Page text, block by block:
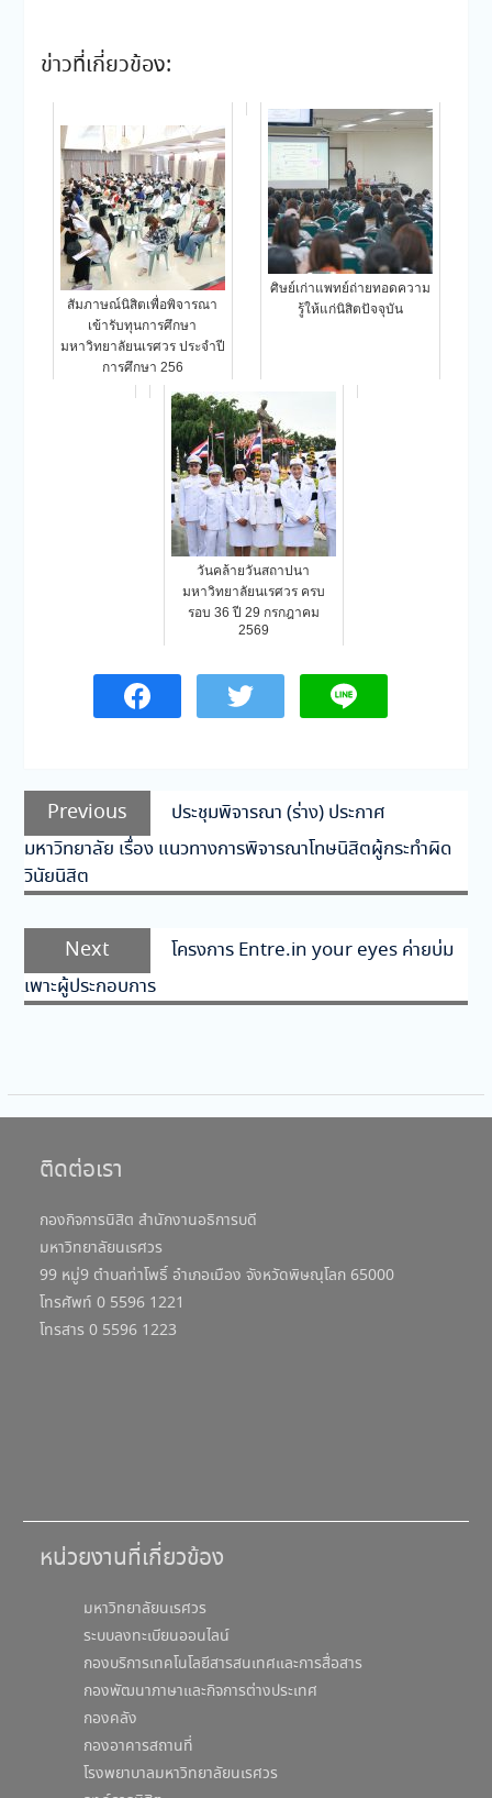
ข่าวที่เกี่ยวข้อง:
สัมภาษณ์นิสิตเพื่อพิจารณา
เข้ารับทุนการศึกษา
มหาวิทยาลัยนเรศวร ประจำปี
การศึกษา 256
ศิษย์เก่าแพทย์ถ่ายทอดความ
รู้ให้แก่นิสิตปัจจุบัน
วันคล้ายวันสถาปนา
มหาวิทยาลัยนเรศวร ครบ
รอบ 36 ปี 29 กรกฎาคม
2569
แนะแนว
เรื่อง
Previous
Previous
post:
ประชุมพิจารณา (ร่าง) ประกาศ
มหาวิทยาลัย เรื่อง แนวทางการพิจารณาโทษนิสิตผู้กระทำผิด
วินัยนิสิต
Next
Next
post:
โครงการ Entre.in your eyes ค่ายบ่ม
เพาะผู้ประกอบการ
ติดต่อเรา
กองกิจการนิสิต สำนักงานอธิการบดี
มหาวิทยาลัยนเรศวร
99 หมู่9 ตำบลท่าโพธิ์ อำเภอเมือง จังหวัดพิษณุโลก 65000
โทรศัพท์ 0 5596 1221
โทรสาร 0 5596 1223
หน่วยงานที่เกี่ยวข้อง
มหาวิทยาลัยนเรศวร
ระบบลงทะเบียนออนไลน์
กองบริการเทคโนโลยีสารสนเทศและการสื่อสาร
กองพัฒนาภาษาและกิจการต่างประเทศ
กองคลัง
กองอาคารสถานที่
โรงพยาบาลมหาวิทยาลัยนเรศวร